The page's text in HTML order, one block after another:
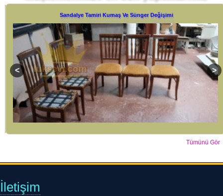
Sandalye Tamiri Kumaş Ve Sünger Değişimi
Tümünü Gör
İletişim